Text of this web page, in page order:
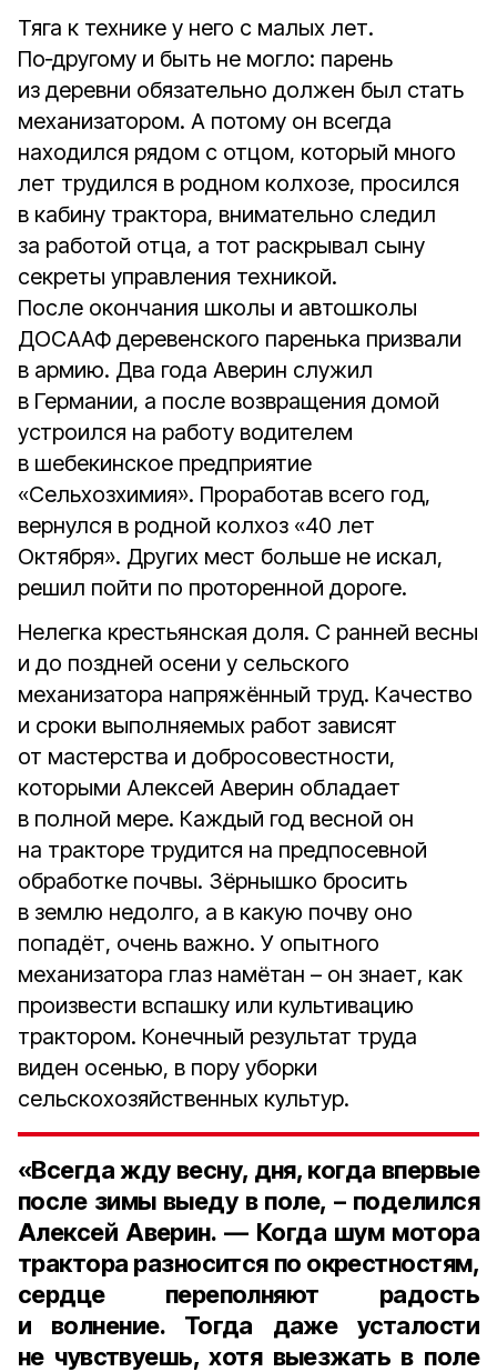
Тяга к технике у него с малых лет.
По‑другому и быть не могло: парень
из деревни обязательно должен был стать
механизатором. А потому он всегда
находился рядом с отцом, который много
лет трудился в родном колхозе, просился
в кабину трактора, внимательно следил
за работой отца, а тот раскрывал сыну
секреты управления техникой.
После окончания школы и автошколы
ДОСААФ деревенского паренька призвали
в армию. Два года Аверин служил
в Германии, а после возвращения домой
устроился на работу водителем
в шебекинское предприятие
«Сельхозхимия». Проработав всего год,
вернулся в родной колхоз «40 лет
Октября». Других мест больше не искал,
решил пойти по проторенной дороге.
Нелегка крестьянская доля. С ранней весны
и до поздней осени у сельского
механизатора напряжённый труд. Качество
и сроки выполняемых работ зависят
от мастерства и добросовестности,
которыми Алексей Аверин обладает
в полной мере. Каждый год весной он
на тракторе трудится на предпосевной
обработке почвы. Зёрнышко бросить
в землю недолго, а в какую почву оно
попадёт, очень важно. У опытного
механизатора глаз намётан – он знает, как
произвести вспашку или культивацию
трактором. Конечный результат труда
виден осенью, в пору уборки
сельскохозяйственных культур.
«Всегда жду весну, дня, когда впервые
после зимы выеду в поле, – поделился
Алексей Аверин. — Когда шум мотора
трактора разносится по окрестностям,
сердце переполняют радость
и волнение. Тогда даже усталости
не чувствуешь, хотя выезжать в поле